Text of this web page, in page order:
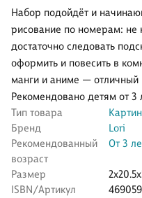
Набор подойдёт и
рисование по номерам: не
достаточно следовать
оформить и повесить в
манги и аниме — отличный
Рекомендовано детям от 3
Тип товара
Бренд
Lori
Рекомендованный
возраст
От 3
Размер
ISBN/Артикул